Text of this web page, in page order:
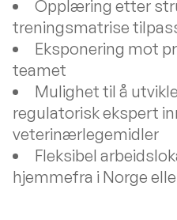
Opplæring etter
treningsmatrise
Eksponering mot
teamet
Mulighet til å
regulatorisk ekspert
veterinærlegemidler
Fleksibel
hjemmefra i Norge